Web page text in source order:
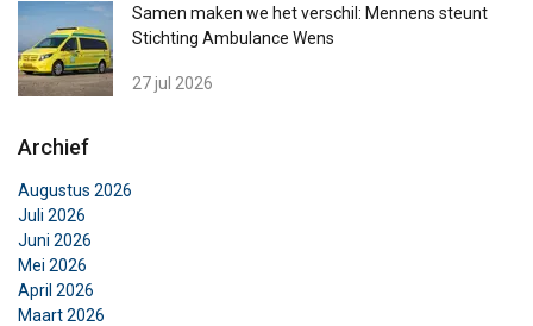
Samen maken we het verschil: Mennens steunt
Stichting Ambulance Wens
27 jul 2026
Archief
Augustus 2026
Juli 2026
Juni 2026
Mei 2026
April 2026
Maart 2026
ALLES ACCEPTEREN
ALLES AFWIJZEN